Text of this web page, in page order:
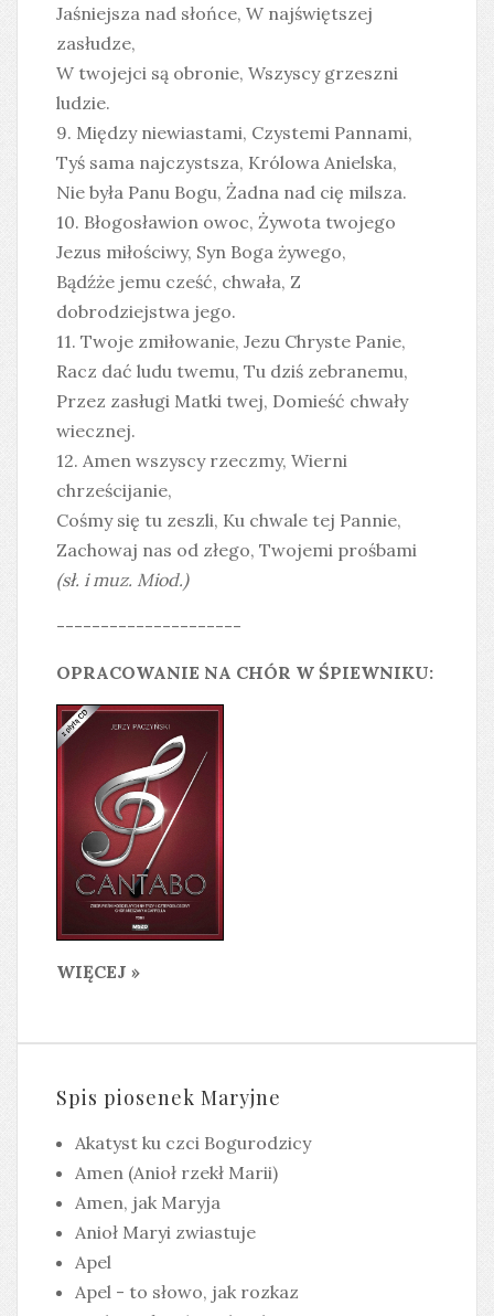
Jaśniejsza nad słońce, W najświętszej
zasłudze,
W twojejci są obronie, Wszyscy grzeszni
ludzie.
9. Między niewiastami, Czystemi Pannami,
Tyś sama najczystsza, Królowa Anielska,
Nie była Panu Bogu, Żadna nad cię milsza.
10. Błogosławion owoc, Żywota twojego
Jezus miłościwy, Syn Boga żywego,
Bądźże jemu cześć, chwała, Z
dobrodziejstwa jego.
11. Twoje zmiłowanie, Jezu Chryste Panie,
Racz dać ludu twemu, Tu dziś zebranemu,
Przez zasługi Matki twej, Domieść chwały
wiecznej.
12. Amen wszyscy rzeczmy, Wierni
chrześcijanie,
Cośmy się tu zeszli, Ku chwale tej Pannie,
Zachowaj nas od złego, Twojemi prośbami
(sł. i muz. Miod.)
---------------------
OPRACOWANIE NA CHÓR W ŚPIEWNIKU:
WIĘCEJ »
Spis piosenek Maryjne
Akatyst ku czci Bogurodzicy
Amen (Anioł rzekł Marii)
Amen, jak Maryja
Anioł Maryi zwiastuje
Apel
Apel - to słowo, jak rozkaz